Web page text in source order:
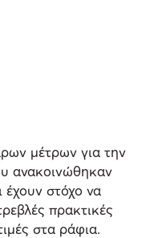
μέτρων για την
ανακοινώθηκαν
έχουν στόχο να
πρακτικές
στα ράφια.